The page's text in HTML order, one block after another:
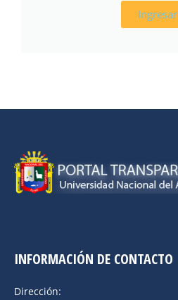
Ingresar
INFORMACIÓN DE CONTACTO
Dirección: